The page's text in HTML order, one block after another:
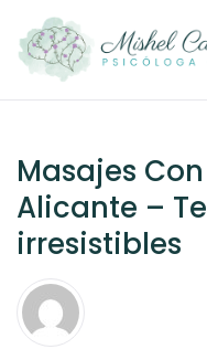
Masajes
Alicante –
irresistibles